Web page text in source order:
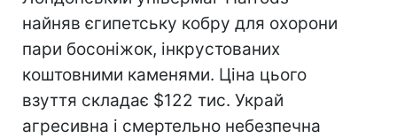
найняв єгипетську кобру для охорони
пари босоніжок, інкрустованих
коштовними каменями. Ціна цього
взуття складає $122 тис. Украй
агресивна і смертельно небезпечна